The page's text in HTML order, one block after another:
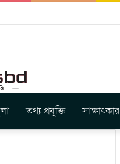
তথ্য প্রযুক্তি সাক্ষাৎকার